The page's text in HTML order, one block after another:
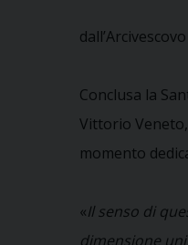
Conclusa la
Vittorio
momento
«Il senso di
dimensione